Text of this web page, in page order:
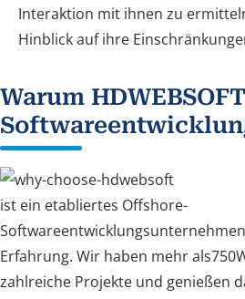
Interaktion mit ihnen zu
Hinblick auf ihre
Warum
ist ein etabliertes Offshore-
Erfahrung. Wir haben mehr
zahlreiche Projekte und genießen